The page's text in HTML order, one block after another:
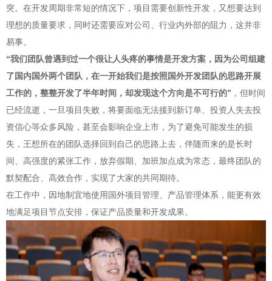
突。在开发周期非常短的情况下，项目需要创新性开发，又想要达到
理想的质量要求，同时还需要应对公司、行业内外部的阻力，这并非
易事。
“我们团队曾遇到过一个很让人头疼的事情是开发方案，因为公司组建
了国内国外两个团队，在一开始我们是按照国外开发团队的思路开展
工作的，整整开发了半年时间，却发现这个方向是不可行的” ，但时间
已经流逝，一旦项目失败，将要面临无法接到新订单、投资人失去投
资信心等众多风险，甚至会影响企业上市，为了避免可能发生的损
失，王想所在的团队选择回到自己的思路上去，伴随而来的是长时
间、高强度的紧张工作，放弃假期、加班加点成为常态，最终团队的
默契配合、高效合作，实现了大家的共同期待。
在工作中，因地制宜地使用国外项目管理、产品管理体系，能更有效
地满足项目节点安排，保证产品质量和开发成果。